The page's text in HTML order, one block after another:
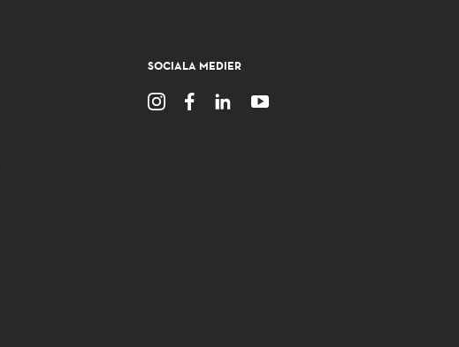
SOCIALA MEDIER